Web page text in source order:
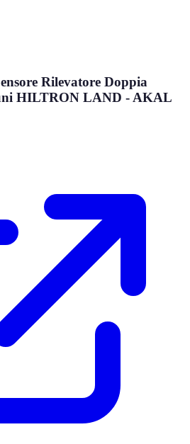
Rilevatore Doppia
HILTRON LAND - AKAL